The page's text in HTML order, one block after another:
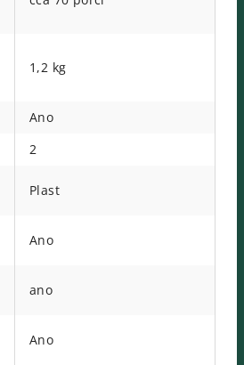
1,2 kg
Ano
2
Plast
Ano
ano
Ano